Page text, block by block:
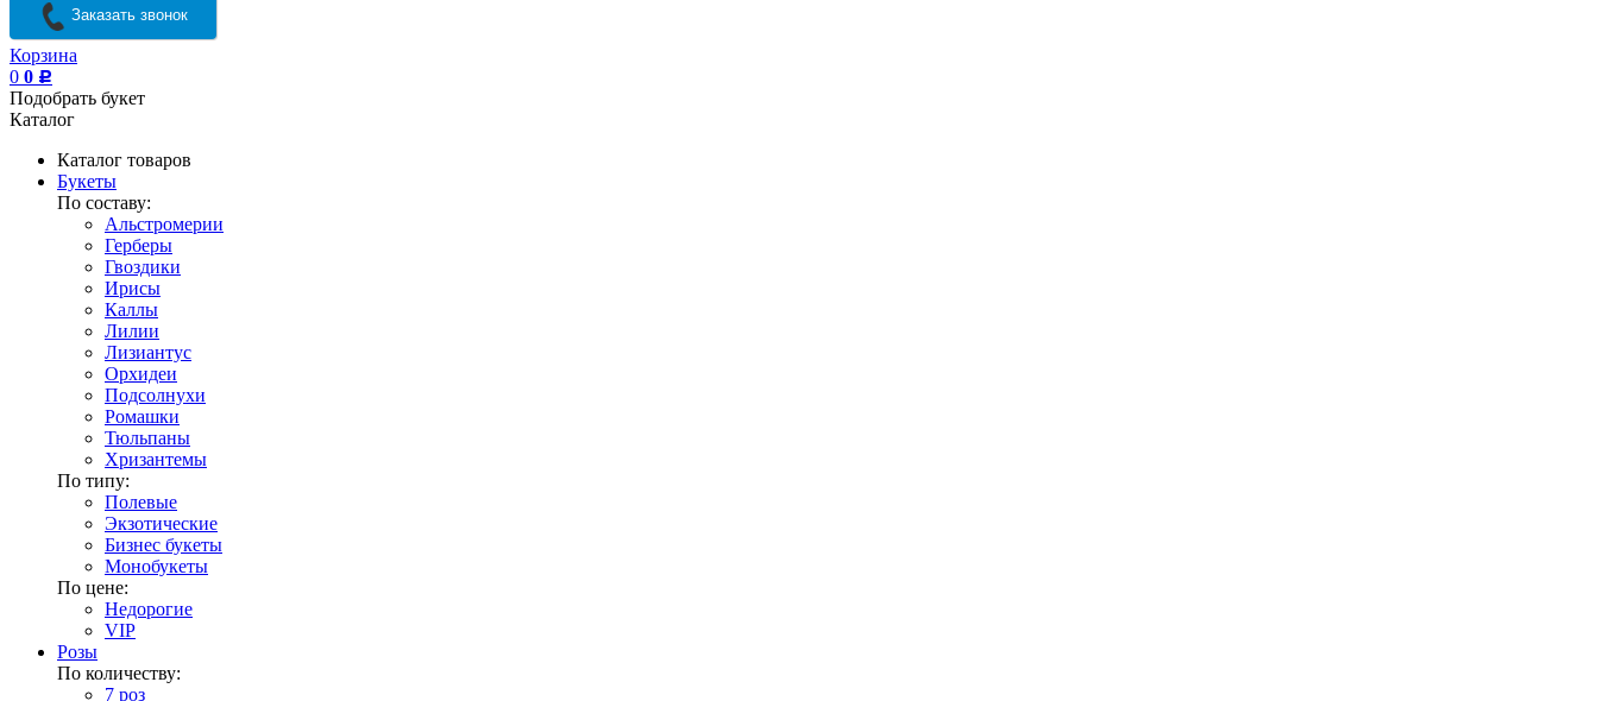
Заказать звонок
Корзина
0 0 Р
Подобрать букет
Каталог
Каталог товаров
Букеты
По составу:
Альстромерии
Герберы
Гвоздики
Ирисы
Каллы
Лилии
Лизиантус
Орхидеи
Подсолнухи
Ромашки
Тюльпаны
Хризантемы
По типу:
Полевые
Экзотические
Бизнес букеты
Монобукеты
По цене:
Недорогие
VIP
Розы
По количеству:
7 роз